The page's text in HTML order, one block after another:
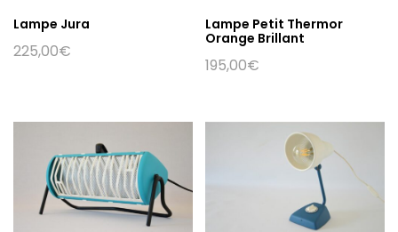
Lampe Jura
225,00€
Lampe Petit Thermor
Orange Brillant
195,00€